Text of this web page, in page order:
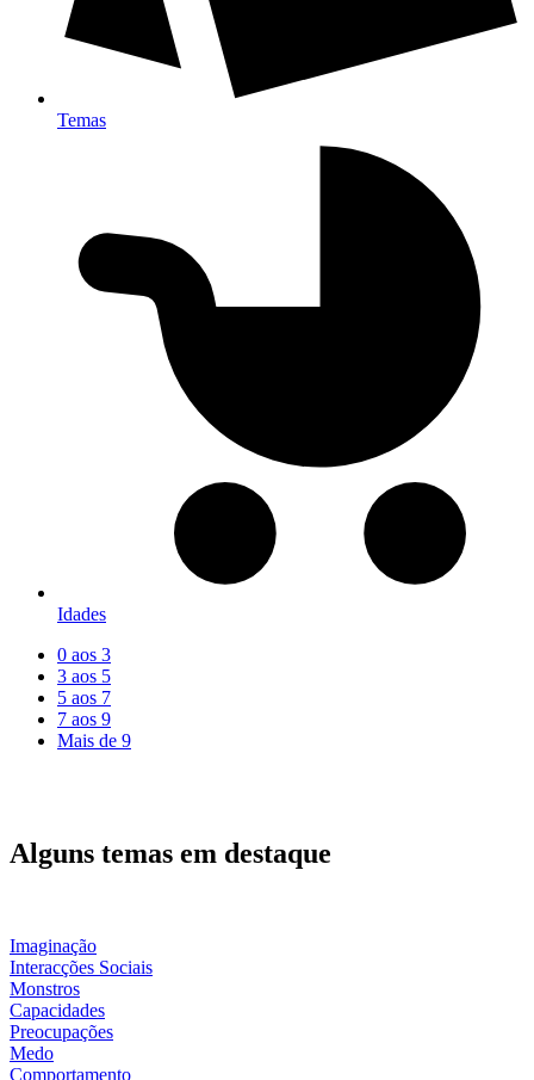
Temas
Idades
0 aos 3
3 aos 5
5 aos 7
7 aos 9
Mais de 9
Alguns temas em destaque
Imaginação
Interacções Sociais
Monstros
Capacidades
Preocupações
Medo
Comportamento